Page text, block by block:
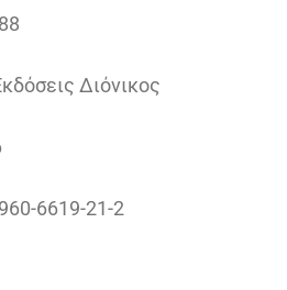
Διόνικος
6619-21-2